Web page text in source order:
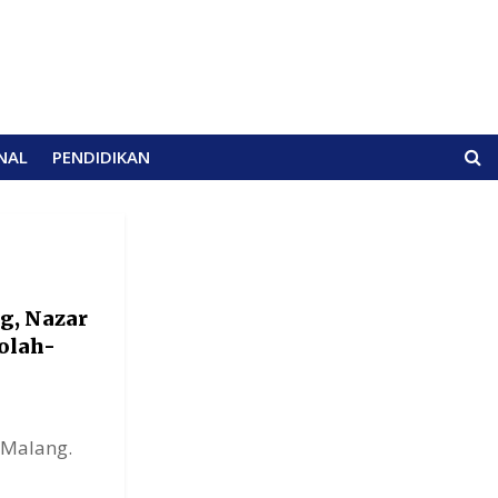
PENDIDIKAN
Nazar